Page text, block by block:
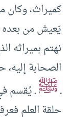
كميراث، وكان
يَعيش من بعده
نهتم بميراثه
الصحابة
ـﷺـ يُقسم
حلقة العلم